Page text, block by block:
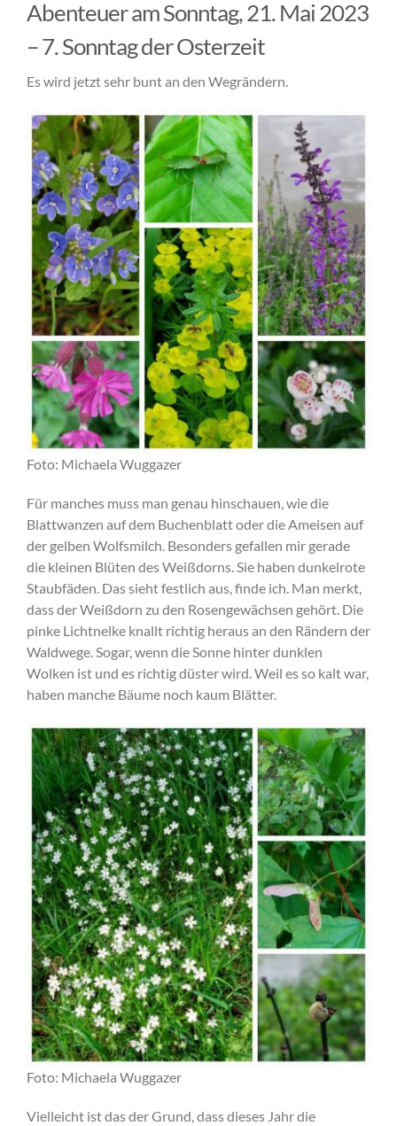
Abenteuer am Sonntag, 21. Mai 2023
– 7. Sonntag der Osterzeit
Es wird jetzt sehr bunt an den Wegrändern.
Foto: Michaela Wuggazer
Für manches muss man genau hinschauen, wie die
Blattwanzen auf dem Buchenblatt oder die Ameisen auf
der gelben Wolfsmilch. Besonders gefallen mir gerade
die kleinen Blüten des Weißdorns. Sie haben dunkelrote
Staubfäden. Das sieht festlich aus, finde ich. Man merkt,
dass der Weißdorn zu den Rosengewächsen gehört. Die
pinke Lichtnelke knallt richtig heraus an den Rändern der
Waldwege. Sogar, wenn die Sonne hinter dunklen
Wolken ist und es richtig düster wird. Weil es so kalt war,
haben manche Bäume noch kaum Blätter.
Foto: Michaela Wuggazer
Vielleicht ist das der Grund, dass dieses Jahr die